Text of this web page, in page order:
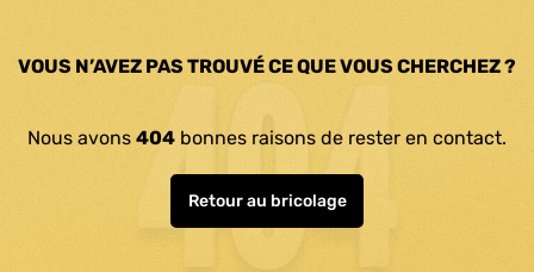
VOUS N’AVEZ PAS TROUVÉ CE QUE VOUS CHERCHEZ ?
Nous avons 404 bonnes raisons de rester en contact.
Retour au bricolage